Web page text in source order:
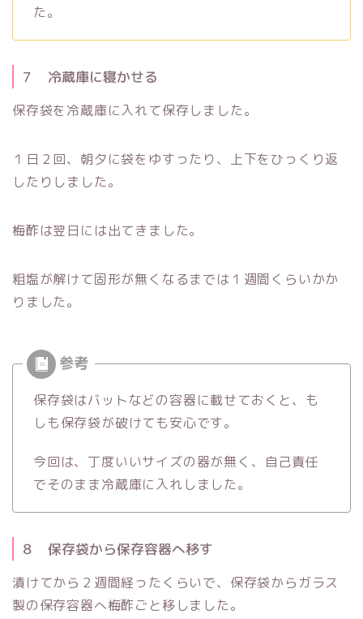
た。
７ 冷蔵庫に寝かせる
保存袋を冷蔵庫に入れて保存しました。
１日２回、朝夕に袋をゆすったり、上下をひっくり返
したりしました。
梅酢は翌日には出てきました。
粗塩が解けて固形が無くなるまでは１週間くらいかか
りました。
保存袋はバットなどの容器に載せておくと、も
しも保存袋が破けても安心です。
今回は、丁度いいサイズの器が無く、自己責任
でそのまま冷蔵庫に入れしました。
８ 保存袋から保存容器へ移す
漬けてから２週間経ったくらいで、保存袋からガラス
製の保存容器へ梅酢ごと移しました。